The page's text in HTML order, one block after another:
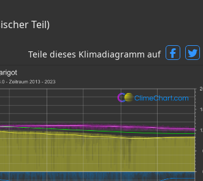
Teil)
Teile dieses Klimadiagramm auf